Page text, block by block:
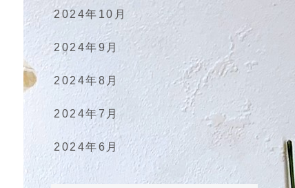
2024年10月
2024年9月
2024年8月
2024年7月
2024年6月